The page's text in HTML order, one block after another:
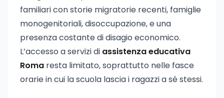
familiari con storie migratorie recenti, famiglie
monogenitoriali, disoccupazione, e una
presenza costante di disagio economico.
L’accesso a servizi di assistenza educativa
Roma resta limitato, soprattutto nelle fasce
orarie in cui la scuola lascia i ragazzi a sé stessi.